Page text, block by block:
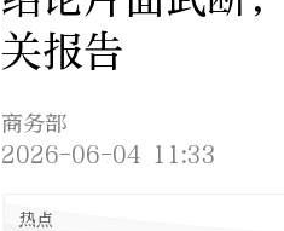
关报告
商务部
2026-06-04 11:33
热点